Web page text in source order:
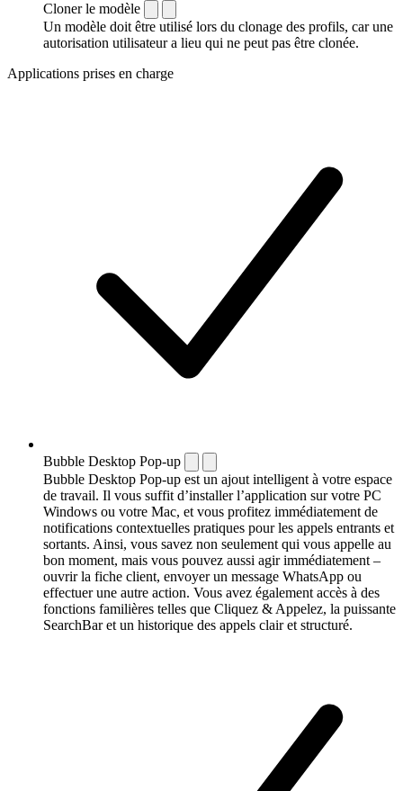
Cloner le modèle
Un modèle doit être utilisé lors du clonage des profils, car une
autorisation utilisateur a lieu qui ne peut pas être clonée.
Applications prises en charge
Bubble Desktop Pop-up
Bubble Desktop Pop-up est un ajout intelligent à votre espace
de travail. Il vous suffit d’installer l’application sur votre PC
Windows ou votre Mac, et vous profitez immédiatement de
notifications contextuelles pratiques pour les appels entrants et
sortants. Ainsi, vous savez non seulement qui vous appelle au
bon moment, mais vous pouvez aussi agir immédiatement –
ouvrir la fiche client, envoyer un message WhatsApp ou
effectuer une autre action. Vous avez également accès à des
fonctions familières telles que Cliquez & Appelez, la puissante
SearchBar et un historique des appels clair et structuré.